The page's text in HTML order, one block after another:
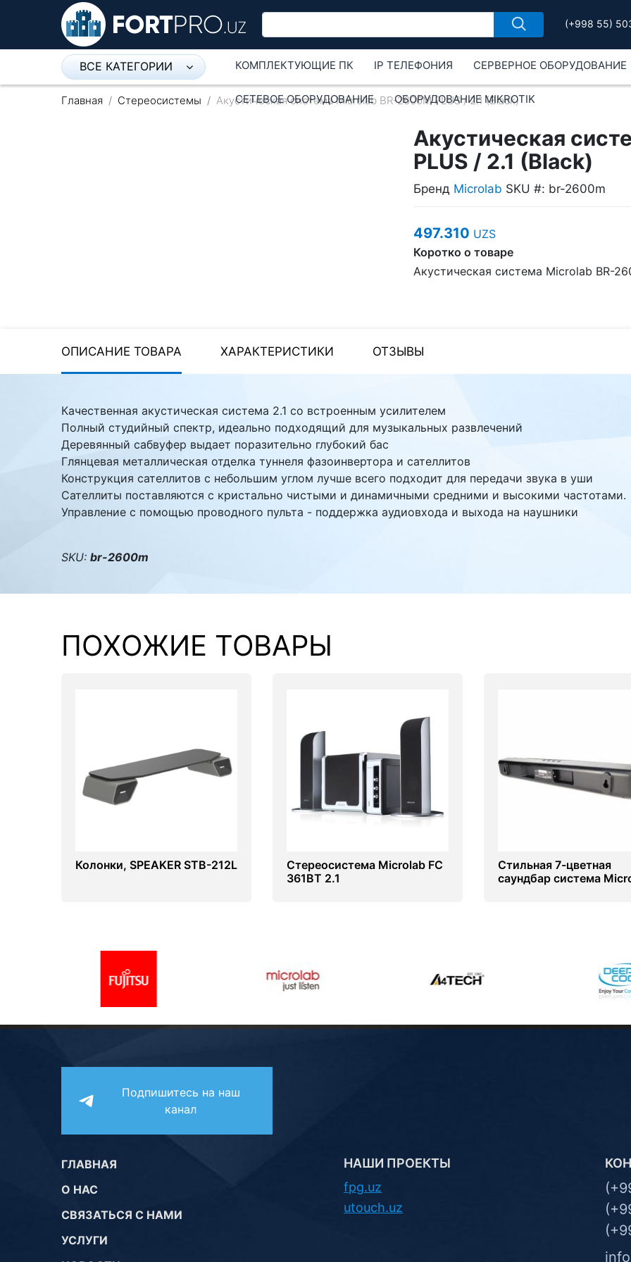
(+998 55)
ВСЕ КАТЕГОРИИ
Микрофон
Серверное оборудование
UPS Источники
Мышки и Клавиатуры
Наушники
Сетевое оборудование
Системы охлаждения
Видеонаблюдение
Комплектующие ПК
КОМПЛЕКТУЮЩИЕ ПК IP ТЕЛЕФОНИЯ СЕРВЕРНОЕ ОБОРУДОВАНИЕ
СЕТЕВОЕ ОБОРУДОВАНИЕ ОБОРУДОВАНИЕ MIKROTIK
Главная Стереосистемы Акустическая система Microlab BR-2600M PLUS / 2.1 (Black)
Акустическая
PLUS / 2.1 (Black)
Бренд Microlab SKU #: br-2600m
497.310 UZS
Коротко о товаре
Акустическая система Microlab BR-
ОПИСАНИЕ ТОВАРА ХАРАКТЕРИСТИКИ ОТЗЫВЫ
Качественная акустическая система 2.1 со встроенным усилителем
Полный студийный спектр, идеально подходящий для музыкальных развлечений
Деревянный сабвуфер выдает поразительно глубокий бас
Глянцевая металлическая отделка туннеля фазоинвертора и сателлитов
Конструкция сателлитов с небольшим углом лучше всего подходит для передачи звука в уши
Сателлиты поставляются с кристально чистыми и динамичными средними и высокими частотами.
Управление с помощью проводного пульта - поддержка аудиовхода и выхода на наушники
SKU: br-2600m
ПОХОЖИЕ ТОВАРЫ
Колонки, SPEAKER STB-212L
Стереосистема Microlab FC
361BT 2.1
Стильная 7-цветная
саундбар система
Подпишитесь на наш
канал
ГЛАВНАЯ
О НАС
СВЯЗАТЬСЯ С НАМИ
УСЛУГИ
НАШИ ПРОЕКТЫ
fpg.uz
utouch.uz